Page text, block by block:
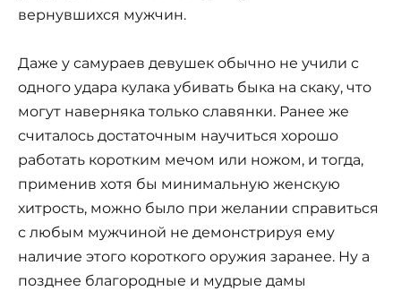
вернувшихся мужчин.
Даже у самураев девушек обычно не учили с
одного удара кулака убивать быка на скаку, что
могут наверняка только славянки. Ранее же
считалось достаточным научиться хорошо
работать коротким мечом или ножом, и тогда,
применив хотя бы минимальную женскую
хитрость, можно было при желании справиться
с любым мужчиной не демонстрируя ему
наличие этого короткого оружия заранее. Ну а
позднее благородные и мудрые дамы